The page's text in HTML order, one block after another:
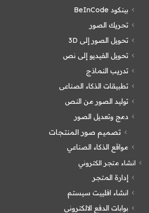
بينكود BeInCode
تحريك الصور
تحويل الصور إلى 3D
تحويل الفيديو إلى نص
تدريب النماذج
تطبيقات الذكاء الصناعى
توليد الصور من النص
دمج وتعديل الصور
تصميم صور المنتجات
مواقع الذكاء الصناعي
انشاء متجر الكتروني
إدارة المتجر
انشاء افلييت سيستم
بوابات الدفع الالكتروني